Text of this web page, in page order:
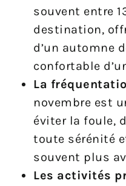
souvent entre
destination,
d’un automne
confortable
La
novembre est
éviter la foule,
toute sérénité
souvent plus
Les activités